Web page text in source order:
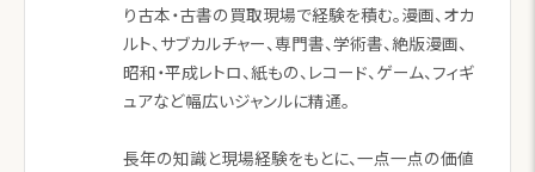
り古本・古書の買取現場で経験を積む。漫画、オカ
ルト、サブカルチャー、専門書、学術書、絶版漫画、
昭和・平成レトロ、紙もの、レコード、ゲーム、フィギ
ュアなど幅広いジャンルに精通。
長年の知識と現場経験をもとに、一点一点の価値